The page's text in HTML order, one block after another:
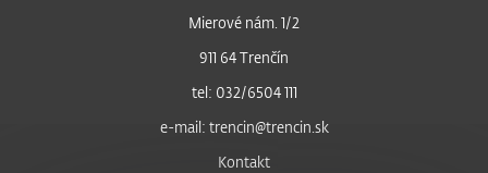
Mierové nám. 1/2
911 64 Trenčín
tel: 032/6504 111
e-mail: trencin@trencin.sk
Kontakt